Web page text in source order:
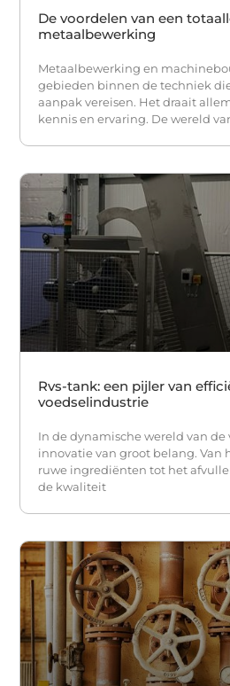
De voordelen van een
metaalbewerking
Metaalbewerking en
gebieden binnen de techniek
aanpak vereisen. Het draait
kennis en ervaring. De wereld
Rvs-tank: een pijler van
voedselindustrie
In de dynamische wereld van
innovatie van groot belang. Van
ruwe ingrediënten tot het
de kwaliteit